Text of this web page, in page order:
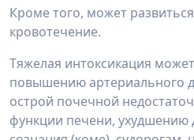
Кроме того, может
кровотечение.
Тяжелая интоксикация
повышению артериального
острой почечной
функции печени, ухудшению